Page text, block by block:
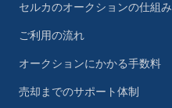
セルカのオークションの仕組み
ご利用の流れ
オークションにかかる手数料
売却までのサポート体制